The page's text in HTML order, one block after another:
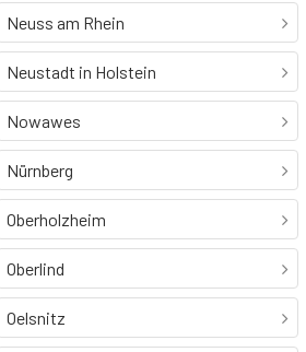
Neuss am Rhein
Neustadt in Holstein
Nowawes
Nürnberg
Oberholzheim
Oberlind
Oelsnitz